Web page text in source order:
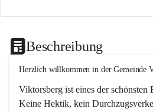
Beschreibung
Herzlich willkommen in der Gemeinde
Viktorsberg ist eines der schönsten
Keine Hektik, kein